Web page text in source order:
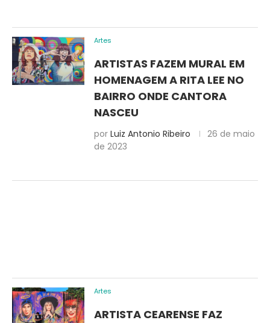
Artes
ARTISTAS FAZEM MURAL EM
HOMENAGEM A RITA LEE NO
BAIRRO ONDE CANTORA
NASCEU
por Luiz Antonio Ribeiro
26 de maio
de 2023
Artes
ARTISTA CEARENSE FAZ